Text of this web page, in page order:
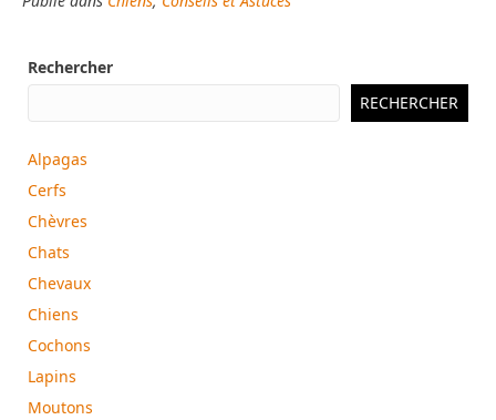
e
o
i
Rechercher
RECHERCHER
Alpagas
Cerfs
Chèvres
Chats
Chevaux
Chiens
Cochons
Lapins
Moutons